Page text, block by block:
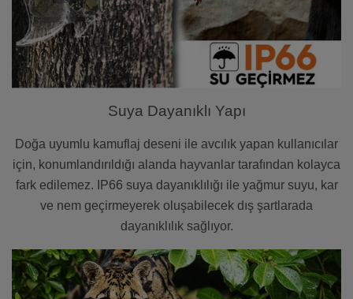
Suya Dayanıklı Yapı
Doğa uyumlu kamuflaj deseni ile avcılık yapan kullanıcılar
için, konumlandırıldığı alanda hayvanlar tarafından kolayca
fark edilemez. IP66 suya dayanıklılığı ile yağmur suyu, kar
ve nem geçirmeyerek oluşabilecek dış şartlarada
dayanıklılık sağlıyor.